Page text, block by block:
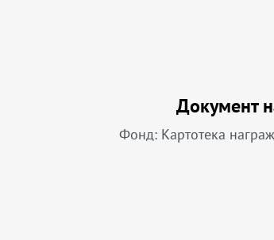
Документ
Фонд: Картотека